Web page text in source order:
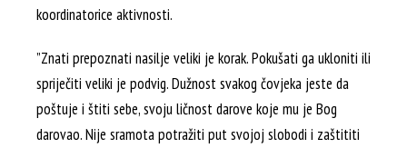
koordinatorice aktivnosti.
”Znati prepoznati nasilje veliki je korak. Pokušati ga ukloniti ili
spriječiti veliki je podvig. Dužnost svakog čovjeka jeste da
poštuje i štiti sebe, svoju ličnost darove koje mu je Bog
darovao. Nije sramota potražiti put svojoj slobodi i zaštititi